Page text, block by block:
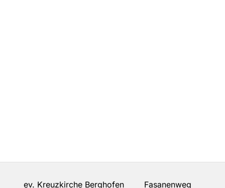
ev. Kreuzkirche Berghofen Fasanenweg